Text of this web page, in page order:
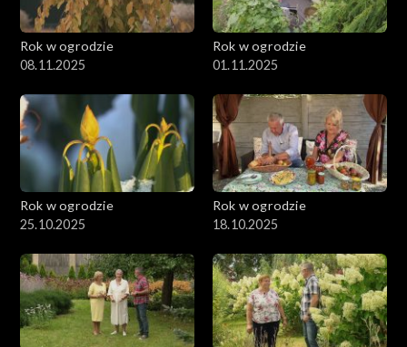
Rok w ogrodzie
08.11.2025
Rok w ogrodzie
01.11.2025
Rok w ogrodzie
25.10.2025
Rok w ogrodzie
18.10.2025